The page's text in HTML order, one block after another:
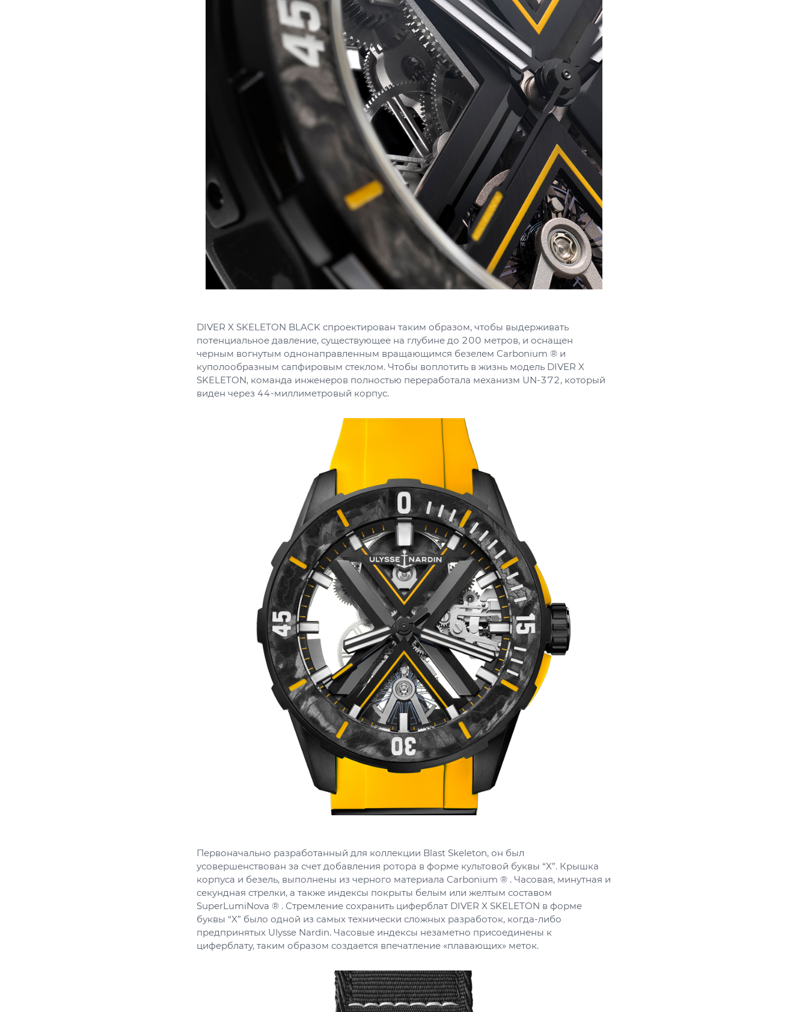
DIVER X SKELETON BLACK спроектирован таким образом, чтобы выдерживать
потенциальное давление, существующее на глубине до 200 метров, и оснащен
черным вогнутым однонаправленным вращающимся безелем Carbonium ® и
куполообразным сапфировым стеклом. Чтобы воплотить в жизнь модель DIVER X
SKELETON, команда инженеров полностью переработала механизм UN-372, который
виден через 44-миллиметровый корпус.
Первоначально разработанный для коллекции Blast Skeleton, он был
усовершенствован за счет добавления ротора в форме культовой буквы “X”. Крышка
корпуса и безель, выполнены из черного материала Carbonium ® . Часовая, минутная и
секундная стрелки, а также индексы покрыты белым или желтым составом
SuperLumiNova ® . Стремление сохранить циферблат DIVER X SKELETON в форме
буквы “X” было одной из самых технически сложных разработок, когда-либо
предпринятых Ulysse Nardin. Часовые индексы незаметно присоединены к
циферблату, таким образом создается впечатление «плавающих» меток.